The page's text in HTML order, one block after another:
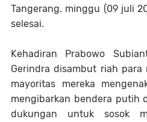
Tangerang. minggu (09 juli
selesai.
Kehadiran Prabowo
Gerindra disambut riah para
mayoritas mereka
mengibarkan bendera putih
dukungan untuk sosok